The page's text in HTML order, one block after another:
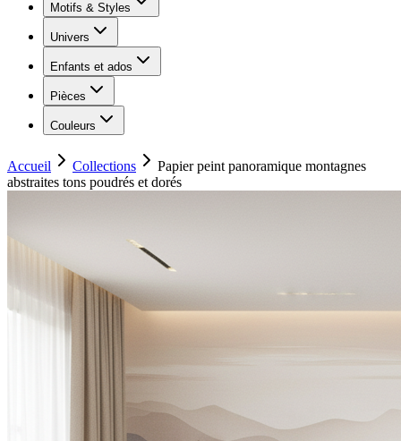
Motifs & Styles
Univers
Enfants et ados
Pièces
Couleurs
Accueil Collections
Papier peint panoramique montagnes
abstraites tons poudrés et dorés